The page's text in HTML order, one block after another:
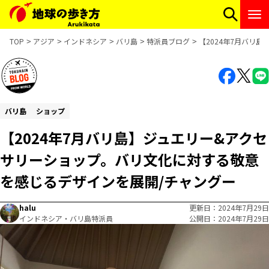
TOP アジア インドネシア バリ島 特派員ブログ 【2024年7月バリ
バリ島 ショップ
【2024年7月バリ島】ジュエリー&アクセ
サリーショップ。バリ文化に対する敬意
を感じるデザインを展開/チャングー
halu
インドネシア・バリ島特派員
更新日
2024年7月29日
公開日
2024年7月29日